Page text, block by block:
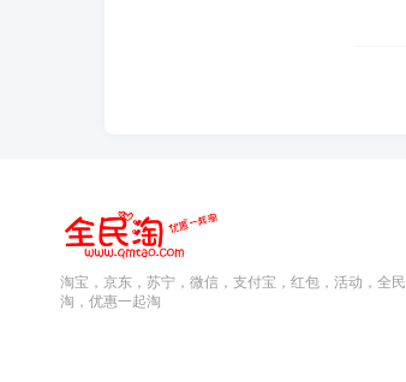
淘宝，京东，苏宁，微信，支付宝，红包，活动，全民
淘，优惠一起淘